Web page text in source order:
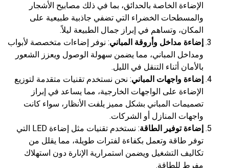
الإضاءة الخاصة بالحدائق، بما في ذلك مصابيح الأشجار
والمسطحات الخضراء التي تضفي جاذبية طبيعية على
المكان، وتساهم في إبراز جمال الطبيعة ليلاً.
إضاءة مداخل وأروقة المباني: نوفر إضاءات متخصصة لأبواب
ومداخل المباني، مما يضمن سهولة الوصول ويعزز الشعور
بالأمان أثناء التنقل في الليل.
إضاءة واجهات المباني: نحن نستخدم تقنيات متقدمة لتوزيع
الإضاءة على الواجهات الخارجية، مما يساعد في إبراز
تصميمات المباني بشكل مميز يلفت الأنظار، سواء كانت
واجهات المنازل أو الشركات.
إضاءة توفير الطاقة
: نستخدم تقنيات مثل إضاءة LED التي
توفر طاقة وتعمل بكفاءة لفترات طويلة، مما يقلل من
تكاليف التشغيل ويضمن استمرارية الإنارة دون استهلاك
مفرط للطاقة.